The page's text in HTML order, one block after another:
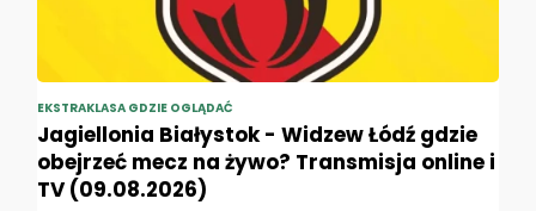
EKSTRAKLASA GDZIE OGLĄDAĆ
Jagiellonia Białystok - Widzew Łódź gdzie
obejrzeć mecz na żywo? Transmisja online i
TV (09.08.2026)